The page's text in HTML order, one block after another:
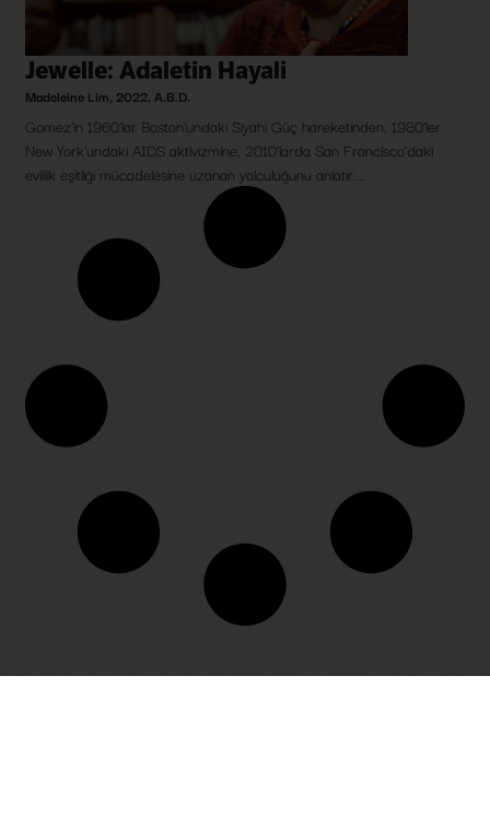
Jewelle: Adaletin Hayali
Madeleine Lim, 2022, A.B.D.
Gomez’in 1960’lar Boston’undaki Siyahi Güç hareketinden, 1980’ler
New York’undaki AIDS aktivizmine, 2010’larda San Francisco’daki
evlilik eşitliği mücadelesine uzanan yolculuğunu anlatır....